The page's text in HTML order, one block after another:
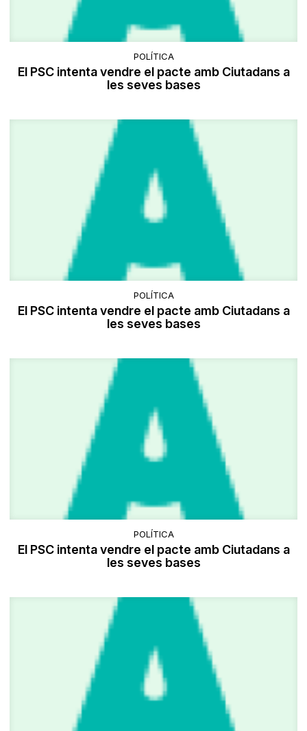
POLÍTICA
El PSC intenta vendre el pacte amb Ciutadans a
les seves bases
POLÍTICA
El PSC intenta vendre el pacte amb Ciutadans a
les seves bases
POLÍTICA
El PSC intenta vendre el pacte amb Ciutadans a
les seves bases